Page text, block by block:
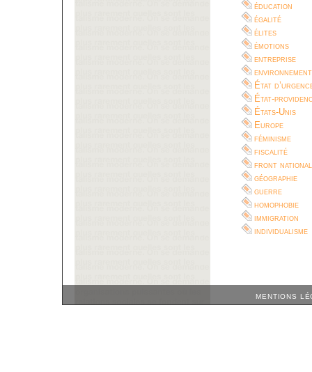
éducation
égalité
élites
émotions
entreprise
environnement
État
État-
États-Unis
Europe
féminisme
fiscalité
front national
géographie
guerre
homophobie
immigration
individualisme
MENTIONS